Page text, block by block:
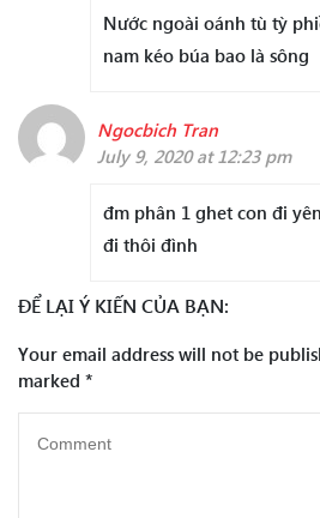
Nước ngoài oánh tù tỳ
nam kéo búa bao là sông
Ngocbich Tran
July 9, 2020 at 12:23 pm
đm phân 1 ghet con đi
đi thôi đình
ĐỂ LẠI Ý KIẾN CỦA BẠN:
Your email address will not be
marked *